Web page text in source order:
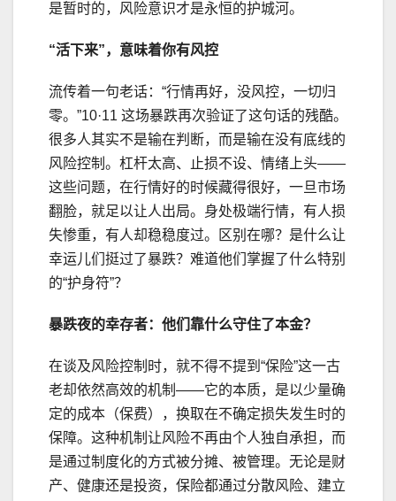
是暂时的，风险意识才是永恒的护城河。
“活下来”，意味着你有风控
流传着一句老话：“行情再好，没风控，一切归
零。”10·11 这场暴跌再次验证了这句话的残酷。
很多人其实不是输在判断，而是输在没有底线的
风险控制。杠杆太高、止损不设、情绪上头——
这些问题，在行情好的时候藏得很好，一旦市场
翻脸，就足以让人出局。身处极端行情，有人损
失惨重，有人却稳稳度过。区别在哪？是什么让
幸运儿们挺过了暴跌？难道他们掌握了什么特别
的“护身符”？
暴跌夜的幸存者：他们靠什么守住了本金？
在谈及风险控制时，就不得不提到“保险”这一古
老却依然高效的机制——它的本质，是以少量确
定的成本（保费），换取在不确定损失发生时的
保障。这种机制让风险不再由个人独自承担，而
是通过制度化的方式被分摊、被管理。无论是财
产、健康还是投资，保险都通过分散风险、建立